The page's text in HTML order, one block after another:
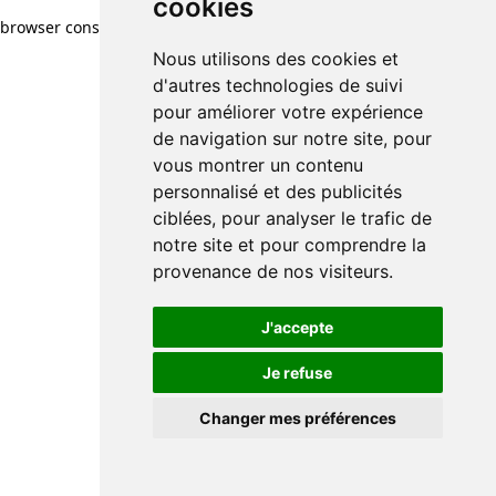
cookies
Nous utilisons des cookies et
d'autres technologies de suivi
pour améliorer votre expérience
de navigation sur notre site, pour
vous montrer un contenu
personnalisé et des publicités
ciblées, pour analyser le trafic de
notre site et pour comprendre la
provenance de nos visiteurs.
J'accepte
Je refuse
Changer mes préférences
browser console for more information)